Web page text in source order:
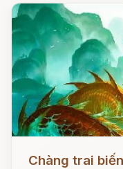
Chàng trai